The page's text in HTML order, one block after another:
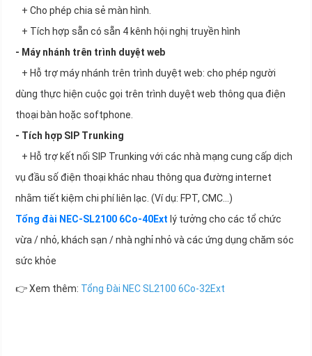
+ Cho phép chia sẻ màn hình.
+ Tích hợp sẵn có sẵn 4 kênh hội nghị truyền hình
- Máy nhánh trên trình duyệt web
+ Hỗ trợ máy nhánh trên trình duyệt web: cho phép người
dùng thực hiện cuộc gọi trên trình duyệt web thông qua điện
thoại bàn hoặc softphone.
- Tích hợp SIP Trunking
+ Hỗ trợ kết nối SIP Trunking với các nhà mạng cung cấp dịch
vụ đầu số điện thoại khác nhau thông qua đường internet
nhằm tiết kiệm chi phí liên lạc. (Ví dụ: FPT, CMC…)
Tổng đài NEC-SL2100 6Co-40Ext lý tưởng cho các tổ chức
vừa / nhỏ, khách sạn / nhà nghỉ nhỏ và các ứng dụng chăm sóc
sức khỏe
👉 Xem thêm: Tổng Đài NEC SL2100 6Co-32Ext